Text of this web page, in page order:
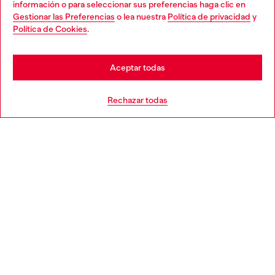
información o para seleccionar sus preferencias haga clic en
Gestionar las Preferencias o lea nuestra Política de privacidad y
Política de Cookies.
Rechazar todas
Aceptar todas
You are currently browsing España website, but it seems you
may be based in United States